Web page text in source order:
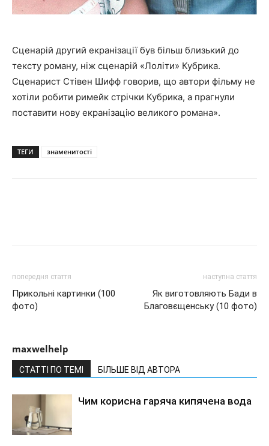
Сценарій другий екранізації був більш близький до
тексту роману, ніж сценарій «Лоліти» Кубрика.
Сценарист Стівен Шифф говорив, що автори фільму не
хотіли робити римейк стрічки Кубрика, а прагнули
поставити нову екранізацію великого романа».
ТЕГИ знаменитості
попередня стаття
Прикольні картинки (100
фото)
наступна стаття
Як виготовляють Бади в
Благовєщенську (10 фото)
maxwelhelp
СТАТТІ ПО ТЕМІ БІЛЬШЕ ВІД АВТОРА
Чим корисна гаряча кипячена вода